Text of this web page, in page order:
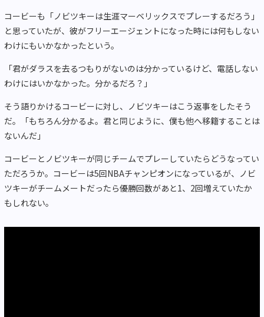
コービーも「ノビツキーは生涯マーベリックスでプレーするだろう」
と思っていたが、彼がフリーエージェントになった時には何もしない
わけにもいかなかったという。
「君がダラスを去るつもりがないのは分かっているけど、電話しない
わけにはいかなかった。分かるだろ？」
そう語りかけるコービーに対し、ノビツキーはこう返事をしたそう
だ。「もちろん分かるよ。君と同じように、僕も他へ移籍することは
ないんだ」
コービーとノビツキーが同じチームでプレーしていたらどうなってい
ただろうか。コービーは5回NBAチャンピオンになっているが、ノビ
ツキーがチームメートだったら優勝回数があと1、2回増えていたか
もしれない。